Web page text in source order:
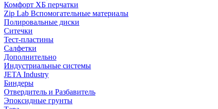
Комфорт ХБ перчатки
Zip Lab Вспомогательные материалы
Полировальные диски
Ситечки
Тест-пластины
Салфетки
Дополнительно
Индустриальные системы
JETA Industry
Биндеры
Отвердитель и Разбавитель
Эпоксидные грунты